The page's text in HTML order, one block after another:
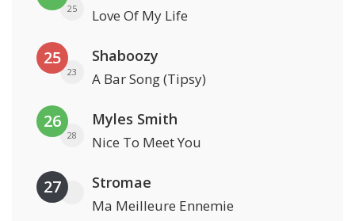
25 Love Of My Life
25
23
Shaboozy
A Bar Song (Tipsy)
26
28
Myles Smith
Nice To Meet You
27 Stromae
Ma Meilleure Ennemie